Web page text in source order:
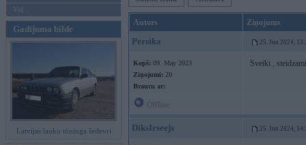
Vel...
Gadījuma bilde
Latvijas lauku tūninga šedevri
Autors Ziņojums
Persika 25. Jun 2024,
Kopš: 09. May 2023
Ziņojumi: 20
Braucu ar:
Sveiki ,
DiksIrseejs 25. Jun 2024,